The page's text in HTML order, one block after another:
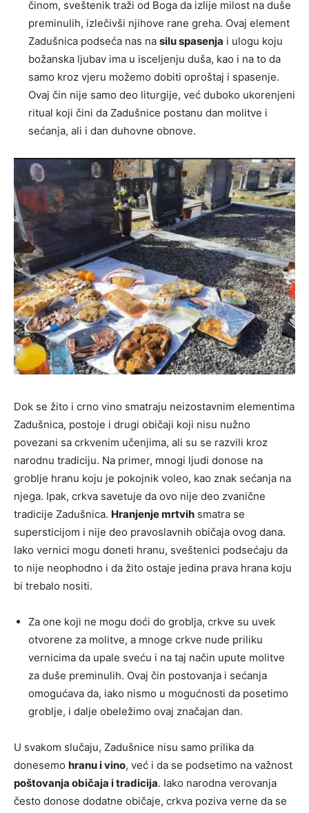
činom, sveštenik traži od Boga da izlije milost na duše
preminulih, izlečivši njihove rane greha. Ovaj element
Zadušnica podseća nas na silu spasenja i ulogu koju
božanska ljubav ima u isceljenju duša, kao i na to da
samo kroz vjeru možemo dobiti oproštaj i spasenje.
Ovaj čin nije samo deo liturgije, već duboko ukorenjeni
ritual koji čini da Zadušnice postanu dan molitve i
sećanja, ali i dan duhovne obnove.
Dok se žito i crno vino smatraju neizostavnim elementima
Zadušnica, postoje i drugi običaji koji nisu nužno
povezani sa crkvenim učenjima, ali su se razvili kroz
narodnu tradiciju. Na primer, mnogi ljudi donose na
groblje hranu koju je pokojnik voleo, kao znak sećanja na
njega. Ipak, crkva savetuje da ovo nije deo zvanične
tradicije Zadušnica. Hranjenje mrtvih smatra se
supersticijom i nije deo pravoslavnih običaja ovog dana.
Iako vernici mogu doneti hranu, sveštenici podsećaju da
to nije neophodno i da žito ostaje jedina prava hrana koju
bi trebalo nositi.
Za one koji ne mogu doći do groblja, crkve su uvek
otvorene za molitve, a mnoge crkve nude priliku
vernicima da upale sveću i na taj način upute molitve
za duše preminulih. Ovaj čin postovanja i sećanja
omogućava da, iako nismo u mogućnosti da posetimo
groblje, i dalje obeležimo ovaj značajan dan.
U svakom slučaju, Zadušnice nisu samo prilika da
donesemo hranu i vino, već i da se podsetimo na važnost
poštovanja običaja i tradicija. Iako narodna verovanja
često donose dodatne običaje, crkva poziva verne da se